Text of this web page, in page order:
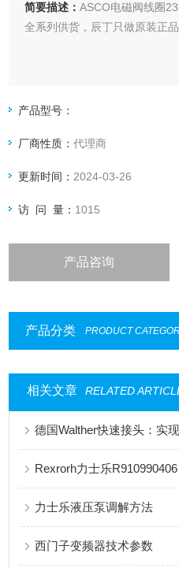
简要描述：ASCO电磁阀线圈
全系列供货，辰丁只做原装正品
产品型号：
厂商性质：代理商
更新时间： 2024-03-26
访 问 量： 1015
产品咨询
产品分类 PRODUCT
相关文章 RELATED
德国Walther快速接头：实
力士乐液压泵调解方法
西门子变频器技术参数